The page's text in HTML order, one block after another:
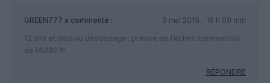
GREEN777 a commenté :
9 mai 2019 - 16 h 09 min
12 ans et déjà au désossage : preuve de l’échec commercial
de l’A380 !!!
RÉPONDRE